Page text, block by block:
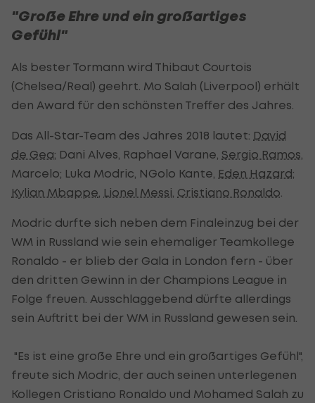
"Große Ehre und ein großartiges
Gefühl"
Als bester Tormann wird Thibaut Courtois
(Chelsea/Real) geehrt. Mo Salah (Liverpool) erhält
den Award für den schönsten Treffer des Jahres.
Das All-Star-Team des Jahres 2018 lautet: David
de Gea; Dani Alves, Raphael Varane, Sergio Ramos
Marcelo; Luka Modric, NGolo Kante, Eden Hazard;
Kylian Mbappe Lionel Messi Cristiano Ronaldo
Modric durfte sich neben dem Finaleinzug bei der
WM in Russland wie sein ehemaliger Teamkollege
Ronaldo - er blieb der Gala in London fern - über
den dritten Gewinn in der Champions League in
Folge freuen. Ausschlaggebend dürfte allerdings
sein Auftritt bei der WM in Russland gewesen sein.
"Es ist eine große Ehre und ein großartiges Gefühl",
freute sich Modric, der auch seinen unterlegenen
Kollegen Cristiano Ronaldo und Mohamed Salah zu